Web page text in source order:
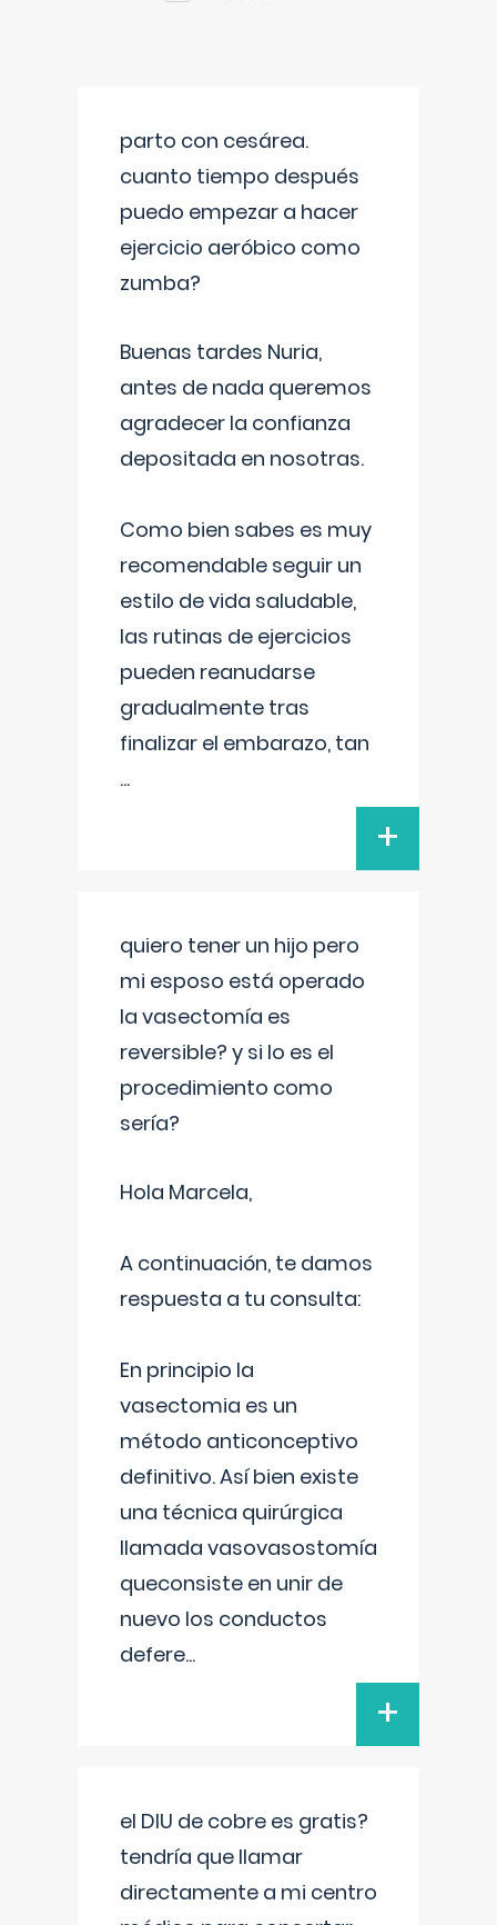
parto con cesárea.
cuanto tiempo después
puedo empezar a hacer
ejercicio aeróbico como
zumba?
Buenas tardes Nuria,
antes de nada queremos
agradecer la confianza
depositada en nosotras.
Como bien sabes es muy
recomendable seguir un
estilo de vida saludable,
las rutinas de ejercicios
pueden reanudarse
gradualmente tras
finalizar el embarazo, tan
...
+
quiero tener un hijo pero
mi esposo está operado
la vasectomía es
reversible? y si lo es el
procedimiento como
sería?
Hola Marcela,
A continuación, te damos
respuesta a tu consulta:
En principio la
vasectomia es un
método anticonceptivo
definitivo. Así bien existe
una técnica quirúrgica
llamada vasovasostomía
queconsiste en unir de
nuevo los conductos
defere...
+
el DIU de cobre es gratis?
tendría que llamar
directamente a mi centro